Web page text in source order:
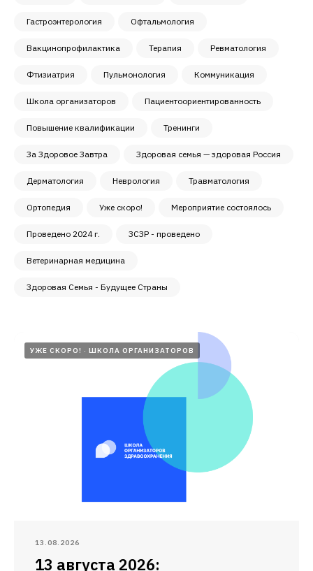
Гастроэнтерология Офтальмология
Вакцинопрофилактика Терапия Ревматология
Фтизиатрия Пульмонология Коммуникация
Школа организаторов Пациентоориентированность
Повышение квалификации Тренинги
За Здоровое Завтра Здоровая семья — здоровая Россия
Дерматология Неврология Травматология
Ортопедия Уже скоро! Мероприятие состоялось
Проведено 2024 г. ЗСЗР - проведено
Ветеринарная медицина
Здоровая Семья - Будущее Страны
УЖЕ СКОРО! ШКОЛА ОРГАНИЗАТОРОВ
13.08.2026
13 августа 2026: